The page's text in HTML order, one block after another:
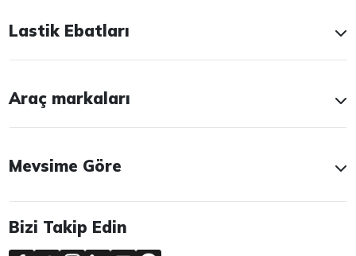
Lastik Ebatları
Araç markaları
Mevsime Göre
Bizi Takip Edin